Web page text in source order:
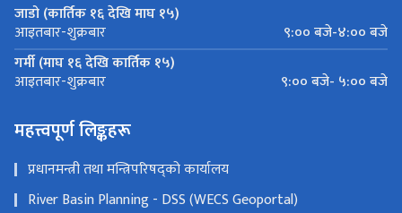
जाडो (कार्तिक १६ देखि माघ १५)
आइतबार-शुक्रबार
९:०० बजे-४:०० बजे
गर्मी (माघ १६ देखि कार्तिक १५)
आइतबार-शुक्रबार ९:०० बजे- ५:०० बजे
महत्त्वपूर्ण लिङ्कहरू
प्रधानमन्त्री तथा मन्त्रिपरिषद्को कार्यालय
River Basin Planning - DSS (WECS Geoportal)